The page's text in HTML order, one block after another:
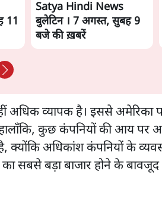
11
Satya Hindi News
बुलेटिन । 7 अगस्त, सुबह 9
बजे की ख़बरें
अधिक व्यापक है। इससे अमेरिका
हालाँकि, कुछ कंपनियों की आय
क्योंकि अधिकांश कंपनियों के
का सबसे बड़ा बाजार होने के